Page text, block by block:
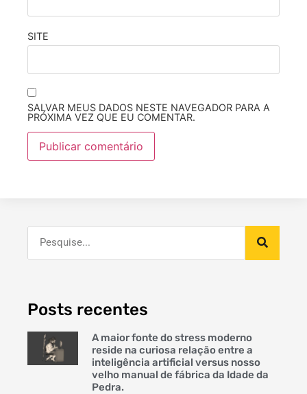
SITE
SALVAR MEUS DADOS NESTE NAVEGADOR PARA A
PRÓXIMA VEZ QUE EU COMENTAR.
Posts recentes
A maior fonte do stress moderno
reside na curiosa relação entre a
inteligência artificial versus nosso
velho manual de fábrica da Idade da
Pedra.